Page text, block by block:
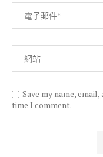
Save my name,
time I comment.